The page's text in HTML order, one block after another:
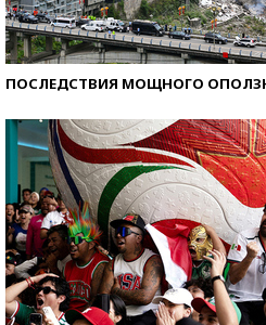
ПОСЛЕДСТВИЯ МОЩНОГО